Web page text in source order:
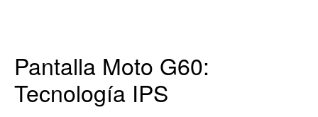
Pantalla Moto G60:
Tecnología IPS